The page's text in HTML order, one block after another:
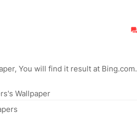
You will find it result at Bing.com.
Wallpaper